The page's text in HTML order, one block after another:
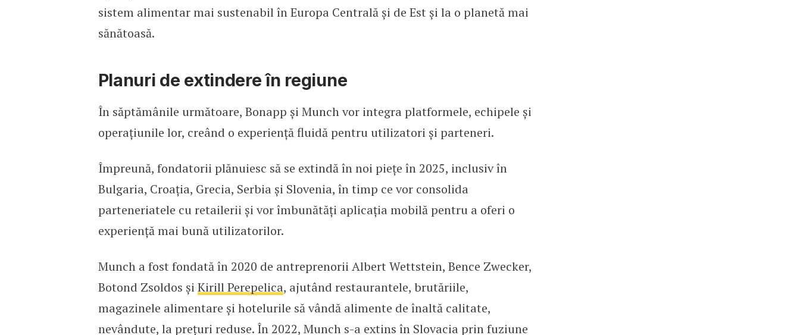
sistem alimentar mai sustenabil în Europa Centrală și de Est și la o planetă mai
sănătoasă.
Planuri de extindere în regiune
În săptămânile următoare, Bonapp și Munch vor integra platformele, echipele și
operațiunile lor, creând o experiență fluidă pentru utilizatori și parteneri.
Împreună, fondatorii plănuiesc să se extindă în noi piețe în 2025, inclusiv în
Bulgaria, Croația, Grecia, Serbia și Slovenia, în timp ce vor consolida
parteneriatele cu retailerii și vor îmbunătăți aplicația mobilă pentru a oferi o
experiență mai bună utilizatorilor.
Munch a fost fondată în 2020 de antreprenorii Albert Wettstein, Bence Zwecker,
Botond Zsoldos și Kirill Perepelica, ajutând restaurantele, brutăriile,
magazinele alimentare și hotelurile să vândă alimente de înaltă calitate,
nevândute, la prețuri reduse. În 2022, Munch s-a extins în Slovacia prin fuziune